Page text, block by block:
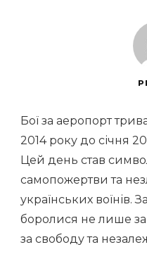
Бої за аеропорт
2014 року до січня
Цей день став
самопожертви та
українських воїнів.
боролися не лише за
за свободу та